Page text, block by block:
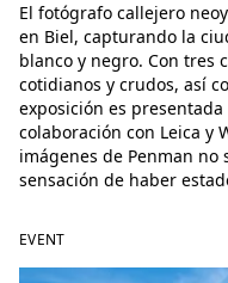
El fotógrafo callejero
en Biel, capturando la
blanco y negro. Con tres
cotidianos y crudos, así
exposición es presentada
colaboración con Leica y
imágenes de Penman
sensación de haber
EVENT